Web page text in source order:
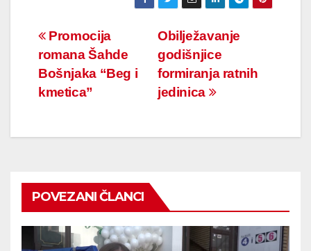
Navigacija
članaka
Obilježavanje
godišnjice
formiranja ratnih
jedinica
Promocija
romana Šahde
Bošnjaka “Beg i
kmetica”
POVEZANI ČLANCI